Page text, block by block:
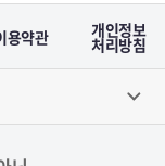
용약관 개인정보
처리방침